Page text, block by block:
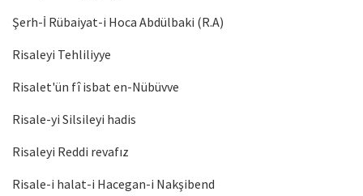
Şerh-İ Rübaiyat-i Hoca Abdülbaki (R.A)
Risaleyi Tehliliyye
Risalet'ün fî isbat en-Nübüvve
Risale-yi Silsileyi hadis
Risaleyi Reddi revafız
Risale-i halat-i Hacegan-i Nakşibend